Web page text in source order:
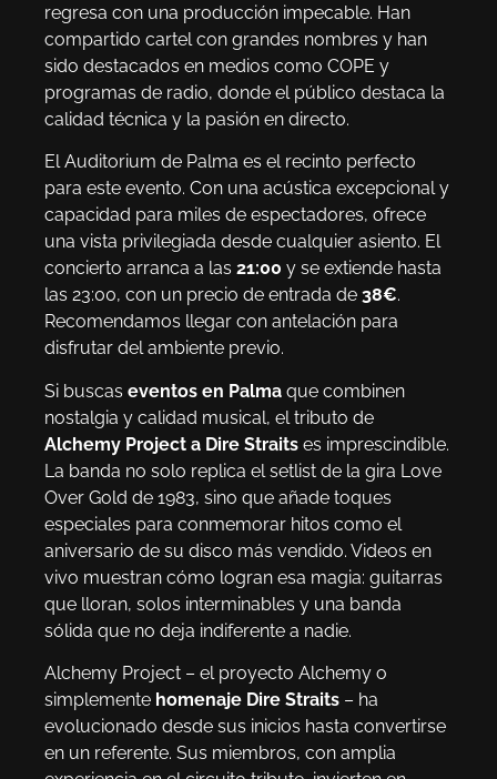
regresa con una producción impecable. Han
compartido cartel con grandes nombres y han
sido destacados en medios como COPE y
programas de radio, donde el público destaca la
calidad técnica y la pasión en directo.
El Auditorium de Palma es el recinto perfecto
para este evento. Con una acústica excepcional y
capacidad para miles de espectadores, ofrece
una vista privilegiada desde cualquier asiento. El
concierto arranca a las 21:00 y se extiende hasta
las 23:00, con un precio de entrada de 38€.
Recomendamos llegar con antelación para
disfrutar del ambiente previo.
Si buscas eventos en Palma que combinen
nostalgia y calidad musical, el tributo de
Alchemy Project a Dire Straits es imprescindible.
La banda no solo replica el setlist de la gira Love
Over Gold de 1983, sino que añade toques
especiales para conmemorar hitos como el
aniversario de su disco más vendido. Videos en
vivo muestran cómo logran esa magia: guitarras
que lloran, solos interminables y una banda
sólida que no deja indiferente a nadie.
Alchemy Project – el proyecto Alchemy o
simplemente homenaje Dire Straits – ha
evolucionado desde sus inicios hasta convertirse
en un referente. Sus miembros, con amplia